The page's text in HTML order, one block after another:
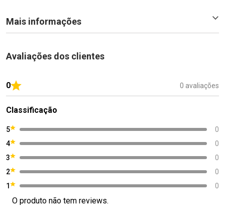
Mais informações
Avaliações dos clientes
0 0 avaliações
Classificação
5
0
4
0
3
0
2
0
1
0
O produto não tem reviews.